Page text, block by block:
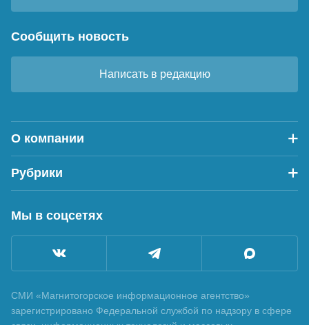
Сообщить новость
Написать в редакцию
О компании
Рубрики
Мы в соцсетях
СМИ «Магнитогорское информационное агентство»
зарегистрировано Федеральной службой по надзору в сфере